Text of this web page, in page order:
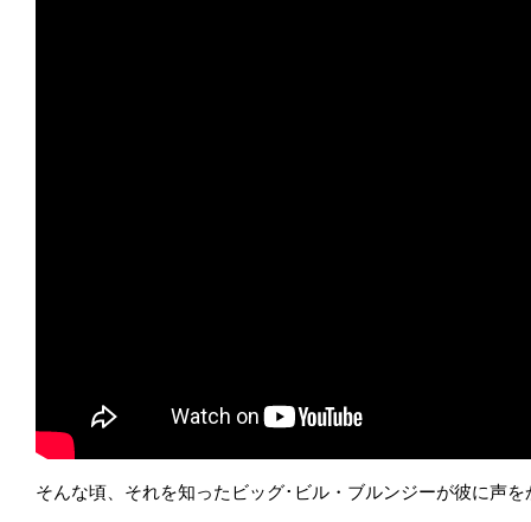
そんな頃、それを知ったビッグ･ビル・ブルンジーが彼に声を